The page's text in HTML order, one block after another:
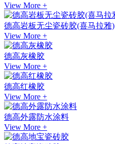
View More +
德高岩板无尘瓷砖胶(喜马拉雅)
View More +
德高灰橡胶
View More +
德高红橡胶
View More +
德高外露防水涂料
View More +